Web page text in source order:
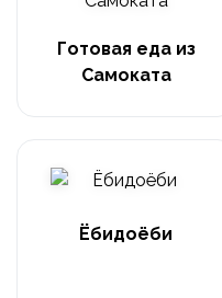
Готовая еда из
Самоката
Ёбидоёби